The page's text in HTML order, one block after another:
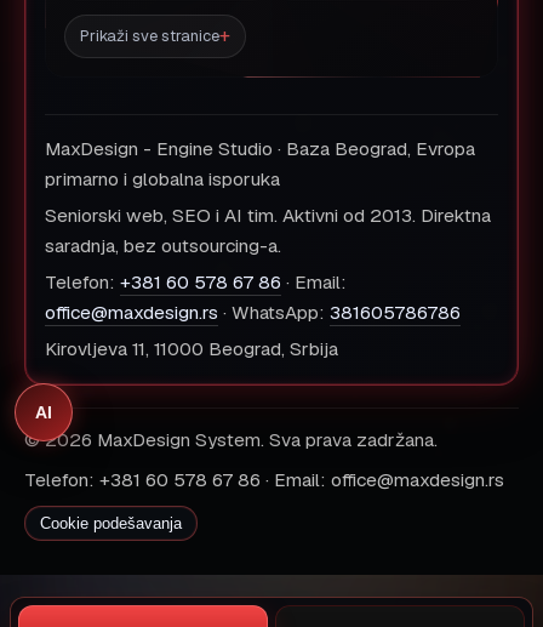
Prikaži sve stranice
MaxDesign - Engine Studio · Baza Beograd, Evropa
primarno i globalna isporuka
Seniorski web, SEO i AI tim. Aktivni od 2013. Direktna
saradnja, bez outsourcing-a.
Telefon: +381 60 578 67 86 · Email:
office@maxdesign.rs · WhatsApp: 381605786786
Kirovljeva 11, 11000 Beograd, Srbija
© 2026 MaxDesign System. Sva prava zadržana.
Telefon: +381 60 578 67 86 · Email: office@maxdesign.rs
Cookie podešavanja
AI